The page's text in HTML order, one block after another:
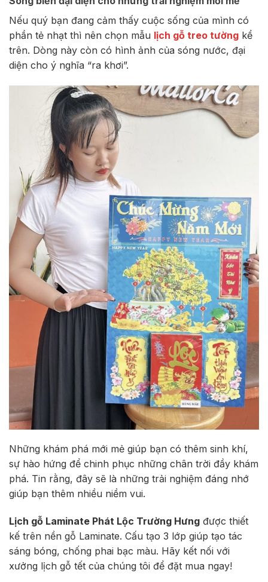
Nếu quý bạn đang cảm thấy cuộc sống của mình có
phần tẻ nhạt thì nên chọn mẫu lịch gỗ treo tường kể
trên. Dòng này còn có hình ảnh của sóng nước, đại
diện cho ý nghĩa “ra khơi”.
Những khám phá mới mẻ giúp bạn có thêm sinh khí,
sự hào hứng để chinh phục những chân trời đầy khám
phá. Tin rằng, đây sẽ là những trải nghiệm đáng nhớ
giúp bạn thêm nhiều niềm vui.
Lịch gỗ Laminate Phát Lộc Trường Hưng được thiết
kế trên nền gỗ Laminate. Cấu tạo 3 lớp giúp tạo tác
sáng bóng, chống phai bạc màu. Hãy kết nối với
xưởng lịch gỗ tết của chúng tôi để đặt mua ngay!